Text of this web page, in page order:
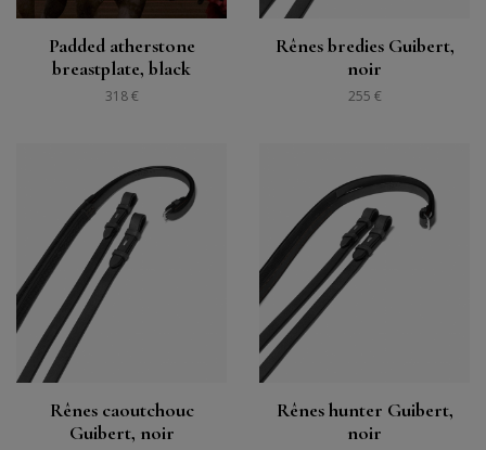
Padded atherstone
breastplate, black
318 €
Rênes bredies Guibert,
noir
255 €
Rênes caoutchouc
Guibert, noir
Rênes hunter Guibert,
noir